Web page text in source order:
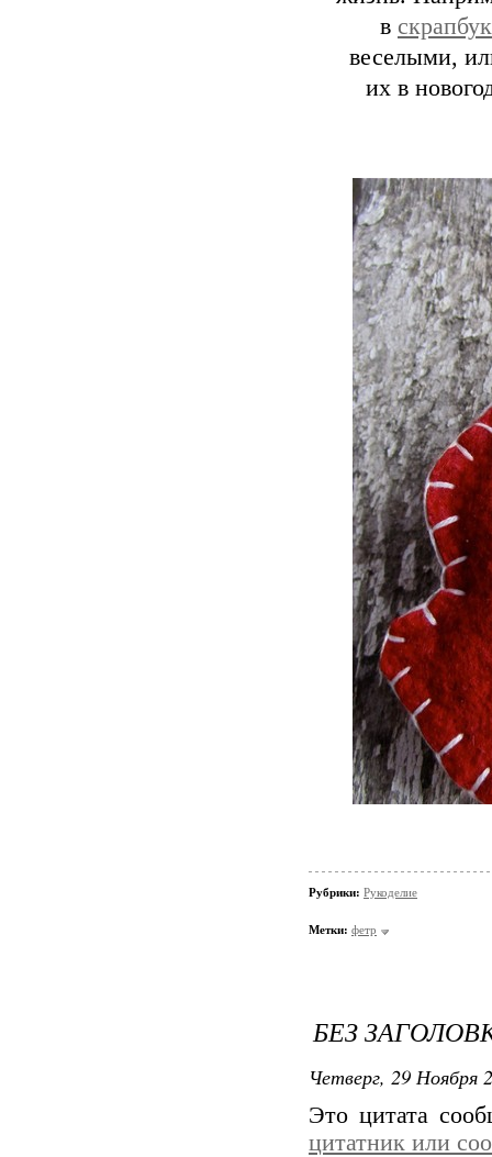
в
веселыми,
их в
Рубрики: Рукоделие
Метки: фетр
БЕЗ
Четверг, 29 Ноября
Это цитата
цитатник или